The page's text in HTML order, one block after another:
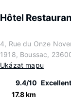
Hôtel
4, Rue du Onze
1918, Boussac,
Ukázat mapu
9.4/10 Excellent
17.8 km